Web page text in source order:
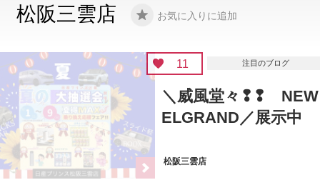
松阪三雲店 お気に入りに追加
11 注目のブログ
＼威風堂々❢❢ NEW
ELGRAND／展示中
松阪三雲店